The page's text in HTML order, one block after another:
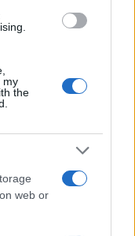
my
the
web or